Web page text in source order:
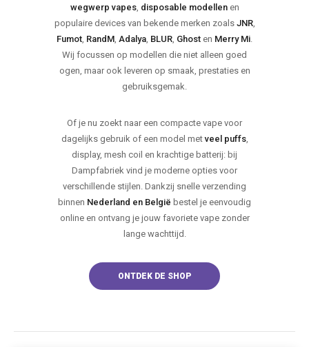
wegwerp vapes, disposable modellenen
populaire devices van bekende merken zoals JNR,
Fumot RandM Adalya BLUR Ghost en Merry Mi
Wij focussen op modellen die niet alleen goed
ogen, maar ook leveren op smaak, prestaties en
gebruiksgemak.
Of je nu zoekt naar een compacte vape voor
dagelijks gebruik of een model metveel puffs,
display, mesh coil en krachtige batterij: bij
Dampfabriek vind je moderne opties voor
verschillende stijlen. Dankzij snelle verzending
binnen Nederland en België bestel je eenvoudig
online en ontvang je jouw favoriete vape zonder
lange wachttijd.
ONTDEK DE SHOP